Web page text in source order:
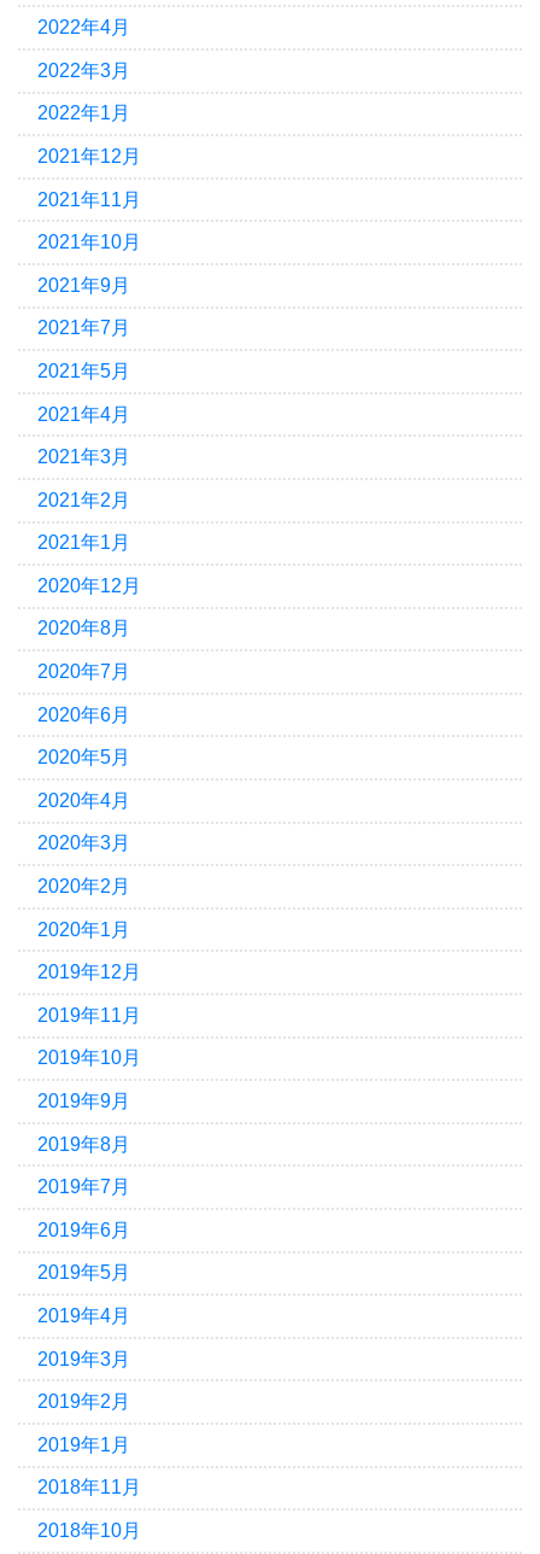
2022年4月
2022年3月
2022年1月
2021年12月
2021年11月
2021年10月
2021年9月
2021年7月
2021年5月
2021年4月
2021年3月
2021年2月
2021年1月
2020年12月
2020年8月
2020年7月
2020年6月
2020年5月
2020年4月
2020年3月
2020年2月
2020年1月
2019年12月
2019年11月
2019年10月
2019年9月
2019年8月
2019年7月
2019年6月
2019年5月
2019年4月
2019年3月
2019年2月
2019年1月
2018年11月
2018年10月